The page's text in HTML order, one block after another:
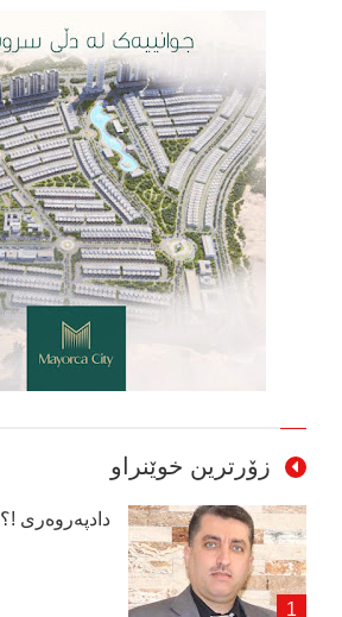
زۆرترین خوێنراو
دادپەروەری !؟